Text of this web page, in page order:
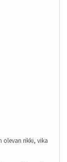
olevan rikki, vika